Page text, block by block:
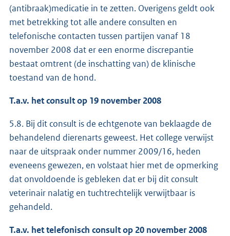
(antibraak)medicatie in te zetten. Overigens geldt ook
met betrekking tot alle andere consulten en
telefonische contacten tussen partijen vanaf 18
november 2008 dat er een enorme discrepantie
bestaat omtrent (de inschatting van) de klinische
toestand van de hond.
T.a.v. het consult op 19 november 2008
5.8. Bij dit consult is de echtgenote van beklaagde de
behandelend dierenarts geweest. Het college verwijst
naar de uitspraak onder nummer 2009/16, heden
eveneens gewezen, en volstaat hier met de opmerking
dat onvoldoende is gebleken dat er bij dit consult
veterinair nalatig en tuchtrechtelijk verwijtbaar is
gehandeld.
T.a.v. het telefonisch consult op 20 november 2008